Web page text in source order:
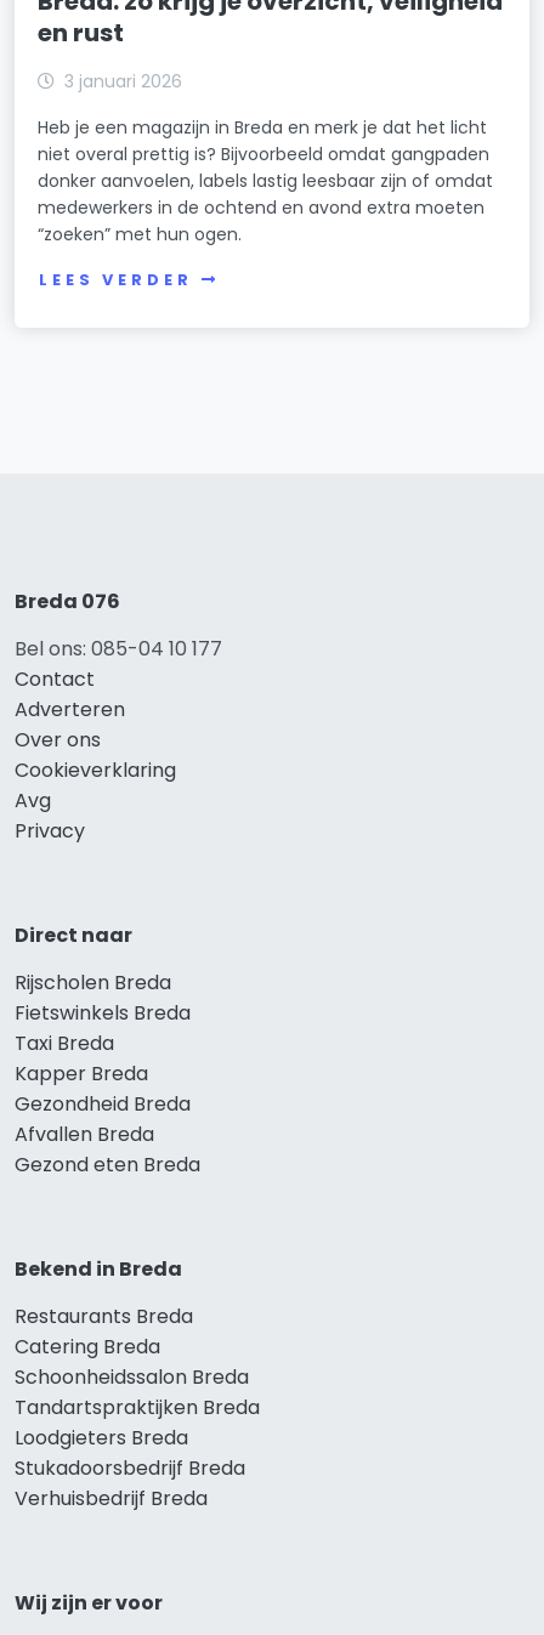
en rust
3 januari 2026
Heb je een magazijn in Breda en merk je dat het licht
niet overal prettig is? Bijvoorbeeld omdat gangpaden
donker aanvoelen, labels lastig leesbaar zijn of omdat
medewerkers in de ochtend en avond extra moeten
“zoeken” met hun ogen.
LEES VERDER
Breda 076
Bel ons: 085-04 10 177
Contact
Adverteren
Over ons
Cookieverklaring
Avg
Privacy
Direct naar
Rijscholen Breda
Fietswinkels Breda
Taxi Breda
Kapper Breda
Gezondheid Breda
Afvallen Breda
Gezond eten Breda
Bekend in Breda
Restaurants Breda
Catering Breda
Schoonheidssalon Breda
Tandartspraktijken Breda
Loodgieters Breda
Stukadoorsbedrijf Breda
Verhuisbedrijf Breda
Wij zijn er voor